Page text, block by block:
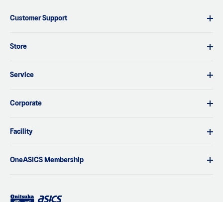
Customer Support
Store
Service
Corporate
Facility
OneASICS Membership